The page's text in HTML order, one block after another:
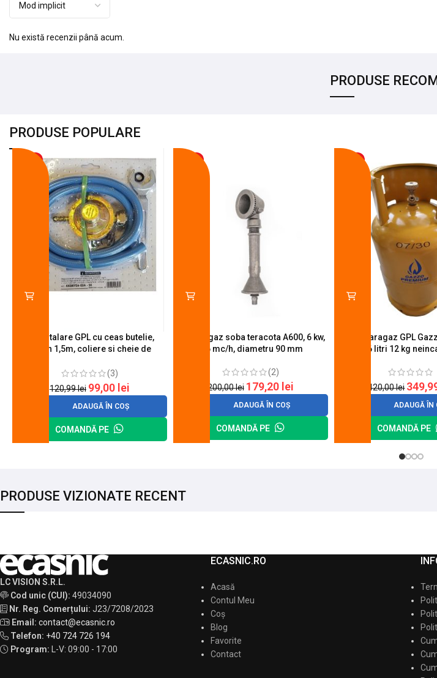
Nu există recenzii până acum.
PRODUSE
PRODUSE POPULARE
Kit instalare GPL cu ceas butelie,
furtun 1,5m, coliere si cheie de
(3)
120,99lei 99,00 lei
ADAUGĂ ÎN COȘ
COMANDĂ PE
Arzator gaz soba teracota A600, 6 kw,
0.6 mc/h, diametru 90 mm
(2)
200,00lei 179,20 lei
ADAUGĂ ÎN COȘ
COMANDĂ PE
Butelie aragaz GPL
26 litri 12 kg
420,00lei
ADAUGĂ ÎN
COMANDĂ PE
PRODUSE VIZIONATE RECENT
LC VISION S.R.L.
Cod unic (CUI): 49034090
Nr. Reg. Comerțului: J23/7208/2023
Email: contact@ecasnic.ro
Telefon: +40 724 726 194
Program:
L-V: 09:00 - 17:00
ECASNIC.RO
Acasă
Contul Meu
Coș
Blog
Favorite
Contact